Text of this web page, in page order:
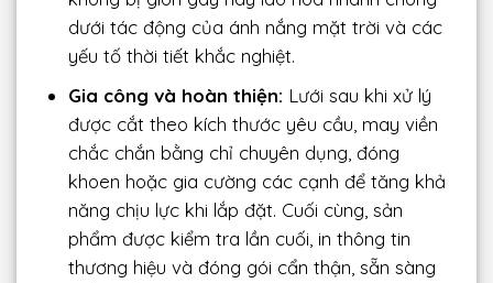
dưới tác động của ánh nắng mặt trời và các
yếu tố thời tiết khắc nghiệt.
Gia công và hoàn thiện: Lưới sau khi xử lý
được cắt theo kích thước yêu cầu, may viền
chắc chắn bằng chỉ chuyên dụng, đóng
khoen hoặc gia cường các cạnh để tăng khả
năng chịu lực khi lắp đặt. Cuối cùng, sản
phẩm được kiểm tra lần cuối, in thông tin
thương hiệu và đóng gói cẩn thận, sẵn sàng